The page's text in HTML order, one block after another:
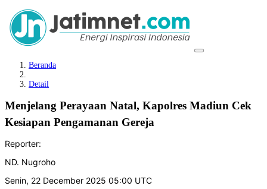
Beranda
Detail
Menjelang Perayaan Natal, Kapolres Madiun Cek
Kesiapan Pengamanan Gereja
Reporter:
ND. Nugroho
Senin, 22 December 2025 05:00 UTC